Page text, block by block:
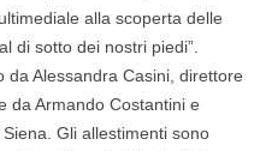
alla scoperta delle
di sotto dei nostri piedi”.
da Alessandra Casini, direttore
da Armando Costantini e
Gli allestimenti sono